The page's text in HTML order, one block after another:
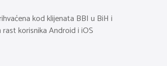
kod klijenata BBI u BiH i
korisnika Android i iOS